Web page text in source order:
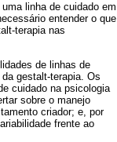
linha de cuidado em
entender o que
terapia nas
de linhas de
gestalt-terapia. Os
cuidado na psicologia
sobre o manejo
criador; e, por
frente ao